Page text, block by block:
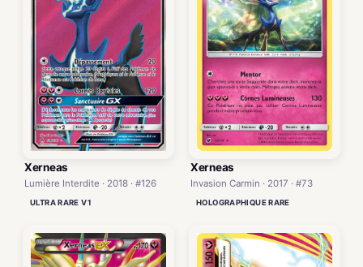
Xerneas
Lumière Interdite · 2018 · #126
ULTRA RARE V1
Xerneas
Invasion Carmin · 2017 · #73
HOLOGRAPHIQUE RARE